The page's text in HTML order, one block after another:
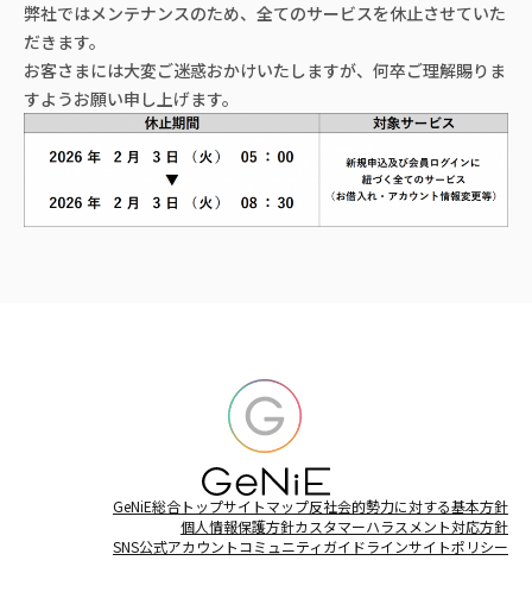
弊社ではメンテナンスのため、全てのサービスを休止させていた
だきます。
お客さまには大変ご迷惑おかけいたしますが、何卒ご理解賜りま
すようお願い申し上げます。
GeNiE総合トップサイトマップ反社会的勢力に対する基本方針
個人情報保護方針カスタマーハラスメント対応方針
SNS公式アカウントコミュニティガイドラインサイトポリシー